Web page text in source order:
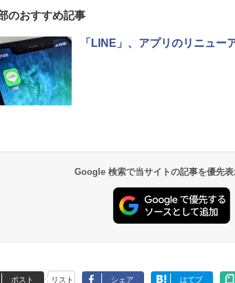
のおすすめ記事
「LINE」、アプリのリニュー
Google 検索で当サイトの記事を優先表
ポスト リスト シェア はてブ